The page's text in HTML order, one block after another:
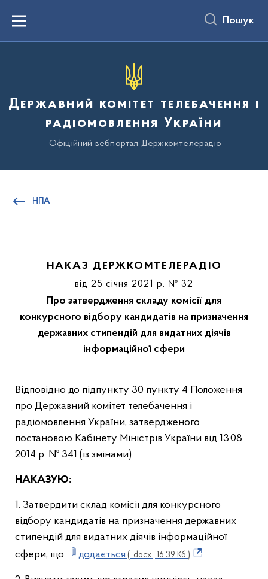
вмістуMenu Пошук
Державний комітет телебачення і
радіомовлення України
Офіційний вебпортал Держкомтелерадіо
НПА
НАКАЗ ДЕРЖКОМТЕЛЕРАДІО
від 25 січня 2021 р. № 32
Про затвердження складу комісії для
конкурсного відбору кандидатів на призначення
державних стипендій для видатних діячів
інформаційної сфери
Відповідно до підпункту 30 пункту 4 Положення
про Державний комітет телебачення і
радіомовлення України, затвердженого
постановою Кабінету Міністрів України від 13.08.
2014 р. № 341 (із змінами)
НАКАЗУЮ:
1. Затвердити склад комісії для конкурсного
відбору кандидатів на призначення державних
стипендій для видатних діячів інформаційної
сфери, що
додається ( .docx , 16.39 Кб ) .